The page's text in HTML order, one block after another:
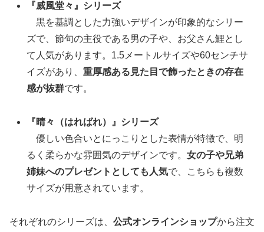
『威風堂々』シリーズ
黒を基調とした力強いデザインが印象的なシリー
ズで、節句の主役である男の子や、お父さん鯉とし
て人気があります。1.5メートルサイズや60センチサ
イズがあり、重厚感ある見た目で飾ったときの存在
感が抜群です。
『晴々（はればれ）』シリーズ
優しい色合いとにっこりとした表情が特徴で、明
るく柔らかな雰囲気のデザインです。女の子や兄弟
姉妹へのプレゼントとしても人気で、こちらも複数
サイズが用意されています。
それぞれのシリーズは、 公式オンラインショップから注文